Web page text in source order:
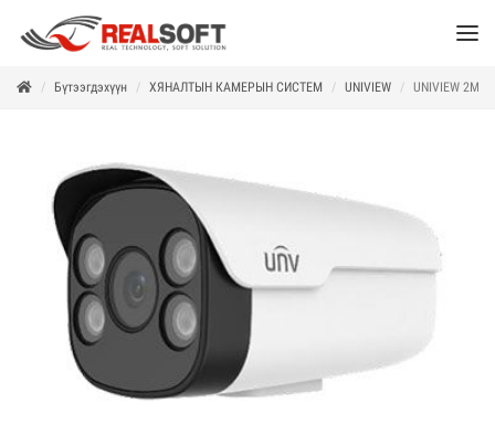
Бүтээгдэхүүн ХЯНАЛТЫН КАМЕРЫН СИСТЕМ UNIVIEW UNIVIEW 2MP